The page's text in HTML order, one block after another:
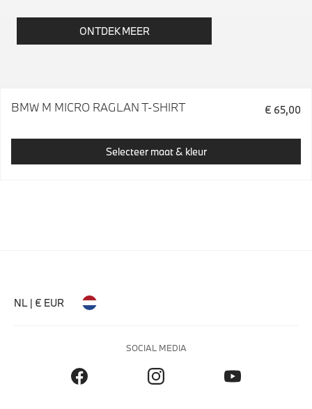
ONTDEK MEER
BMW M MICRO RAGLAN T-SHIRT € 65,00
Selecteer maat & kleur
NL | € EUR
SOCIAL MEDIA